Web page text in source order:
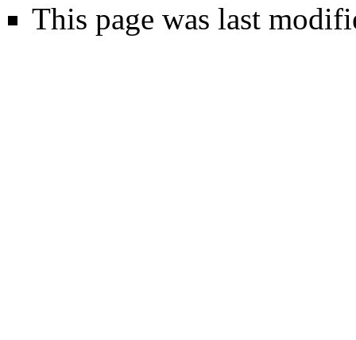
This page was last